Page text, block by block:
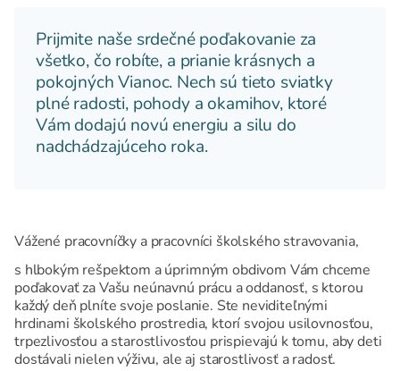
Prijmite naše srdečné poďakovanie za
všetko, čo robíte, a prianie krásnych a
pokojných Vianoc. Nech sú tieto sviatky
plné radosti, pohody a okamihov, ktoré
Vám dodajú novú energiu a silu do
nadchádzajúceho roka.
Vážené pracovníčky a pracovníci školského stravovania,
s hlbokým rešpektom a úprimným obdivom Vám chceme
poďakovať za Vašu neúnavnú prácu a oddanosť, s ktorou
každý deň plníte svoje poslanie. Ste neviditeľnými
hrdinami školského prostredia, ktorí svojou usilovnosťou,
trpezlivosťou a starostlivosťou prispievajú k tomu, aby deti
dostávali nielen výživu, ale aj starostlivosť a radosť.